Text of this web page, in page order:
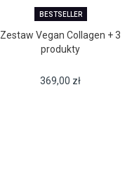
BESTSELLER
Zestaw Vegan Collagen + 3
produkty
369,00 zł